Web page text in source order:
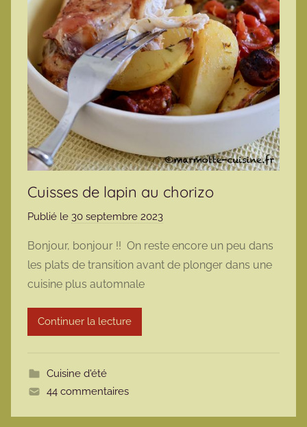
Cuisses de lapin au chorizo
Publié le 30 septembre 2023
r
m
Bonjour, bonjour !! On reste encore un peu dans
les plats de transition avant de plonger dans une
cuisine plus automnale
Continuer la lecture
Cuisine d'été
44 commentaires